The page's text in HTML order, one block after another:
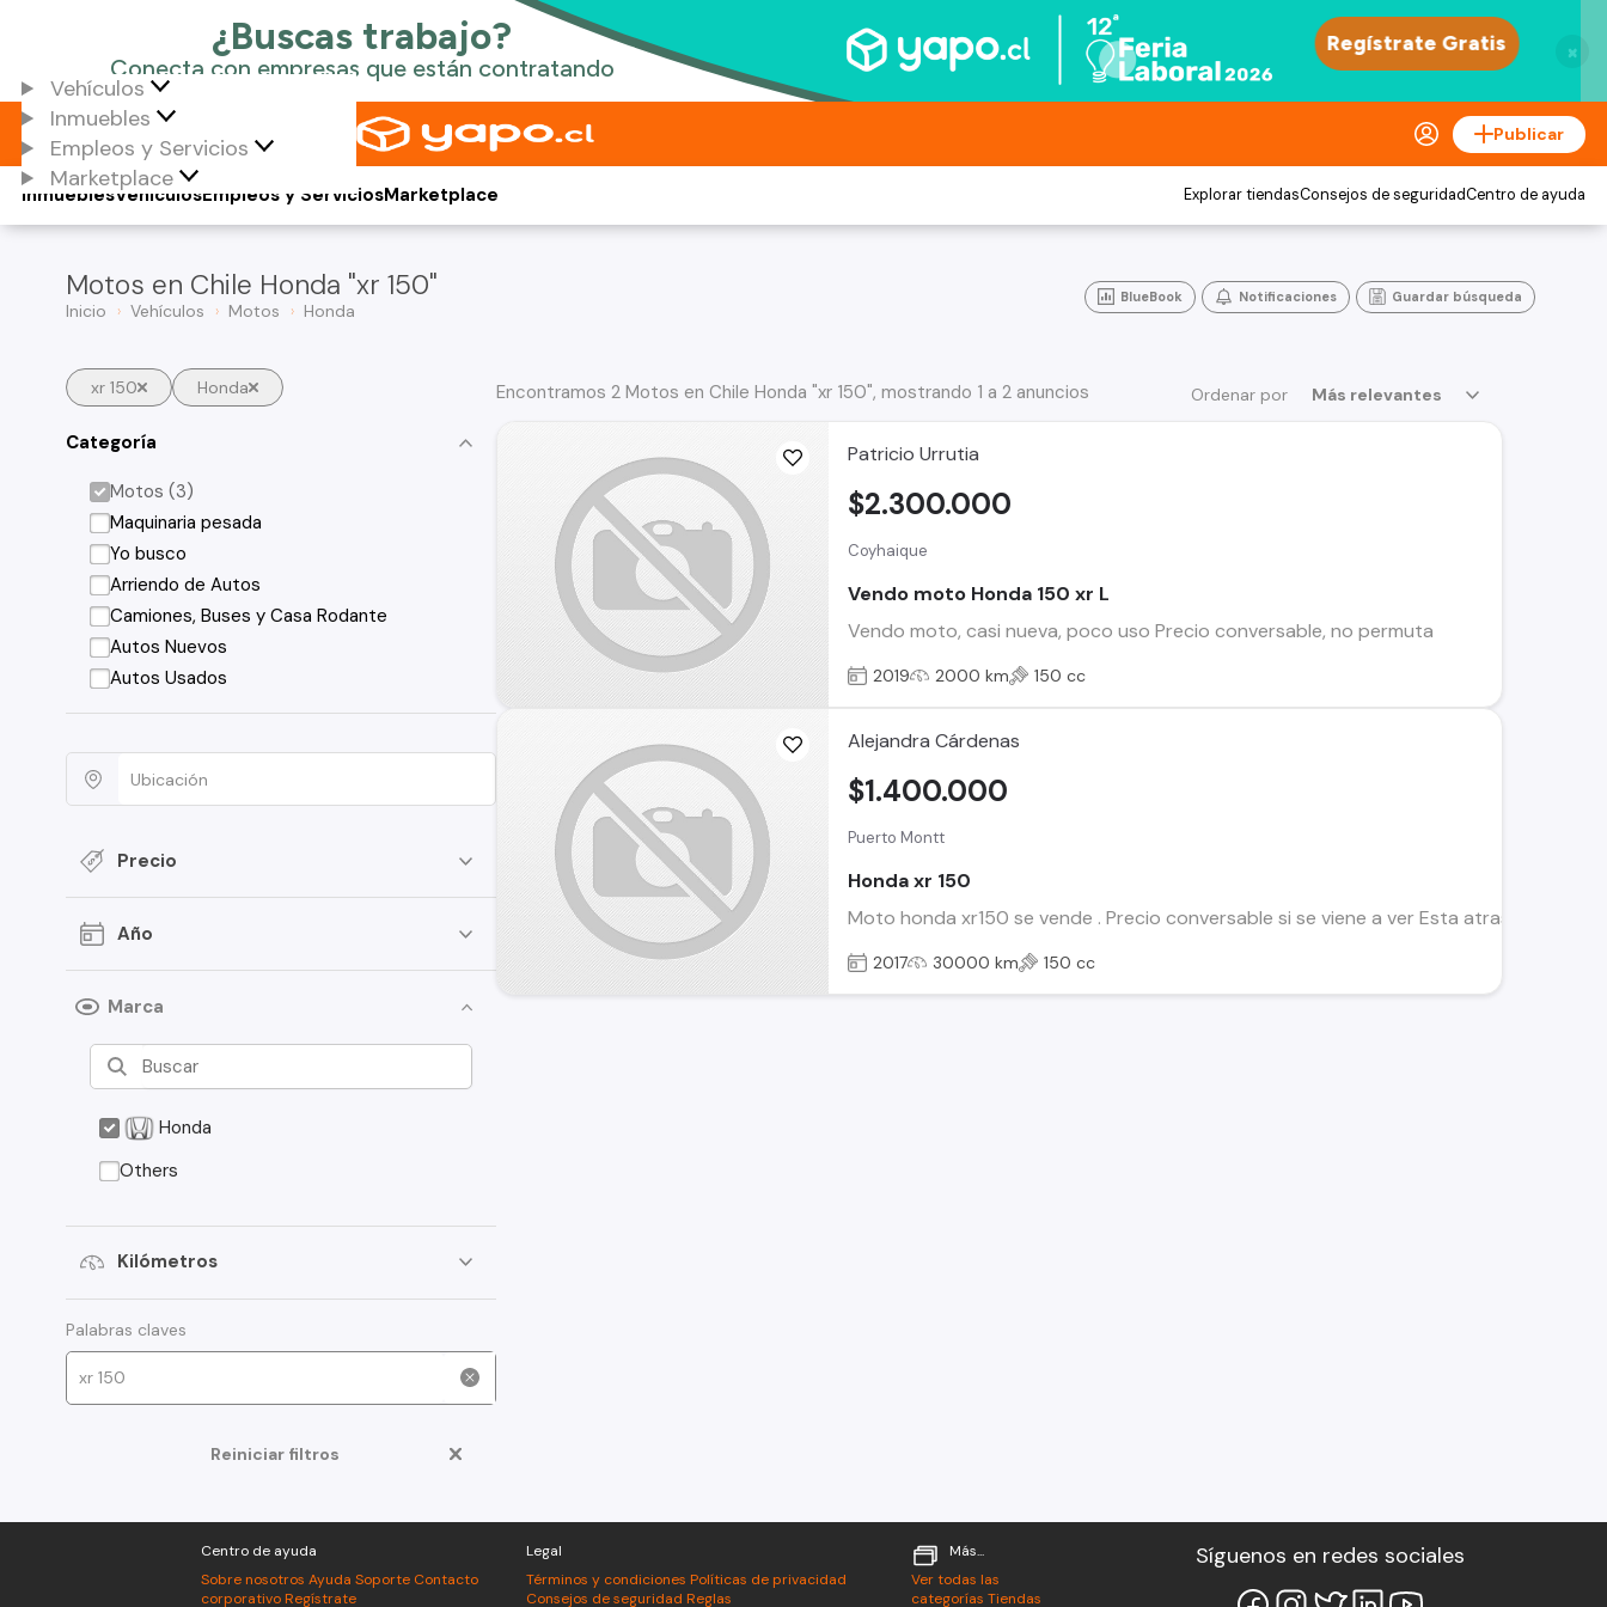
×
Vehículos
Inmuebles
Empleos y Servicios
Marketplace
Publicar
Vehículos
Inmuebles Empleos y ServiciosMarketplace Explorar tiendasConsejos de seguridadCentro de ayuda
Motos en Chile Honda "xr 150"
Inicio Vehículos Motos Honda
BlueBook Notificaciones Guardar búsqueda
xr 150 Honda
Categoría
Motos (3)
Maquinaria pesada
Yo busco
Arriendo de Autos
Camiones, Buses y Casa Rodante
Autos Nuevos
Autos Usados
Precio
Año
Marca
Honda
Others
Kilómetros
Palabras claves
Reiniciar filtros
Ordenar por Más relevantes
Encontramos 2 Motos en Chile Honda "xr 150", mostrando 1 a 2 anuncios
Patricio Urrutia
Coyhaique
Vendo moto Honda 150 xr L
Vendo moto, casi nueva, poco uso Precio conversable, no permuta
$2.300.000
2019 2000 km 150 cc
Alejandra Cárdenas
Puerto Montt
Honda xr 150
Moto honda xr150 se vende . Precio conversable si se viene a ver Esta atrasada del
$1.400.000
2017 30000 km 150 cc
Centro de ayuda
Sobre nosotros Ayuda Soporte Contacto
corporativo Regístrate
Legal
Términos y condiciones Políticas de privacidad
Consejos de seguridad Reglas
Más...
Ver todas las
categorías Tiendas
Síguenos en redes sociales